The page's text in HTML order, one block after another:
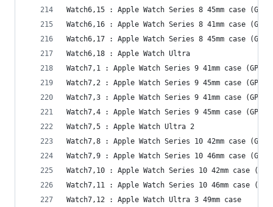
Watch6,15 : Apple Watch Series 8 45mm case (GPS)
Watch6,16 : Apple Watch Series 8 41mm case
Watch6,17 : Apple Watch Series 8 45mm case
Watch6,18 : Apple Watch Ultra
Watch7,1 : Apple Watch Series 9 41mm case (GPS)
Watch7,2 : Apple Watch Series 9 45mm case (GPS)
Watch7,3 : Apple Watch Series 9 41mm case
Watch7,4 : Apple Watch Series 9 45mm case
Watch7,5 : Apple Watch Ultra 2
Watch7,8 : Apple Watch Series 10 42mm case (GPS)
Watch7,9 : Apple Watch Series 10 46mm case (GPS)
Watch7,10 : Apple Watch Series 10 42mm case
Watch7,11 : Apple Watch Series 10 46mm case
Watch7,12 : Apple Watch Ultra 3 49mm case